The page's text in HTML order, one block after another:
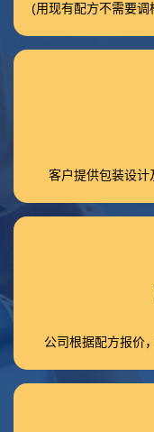
(用现有配方不需要调
客户提供包装设计
公司根据配方报价